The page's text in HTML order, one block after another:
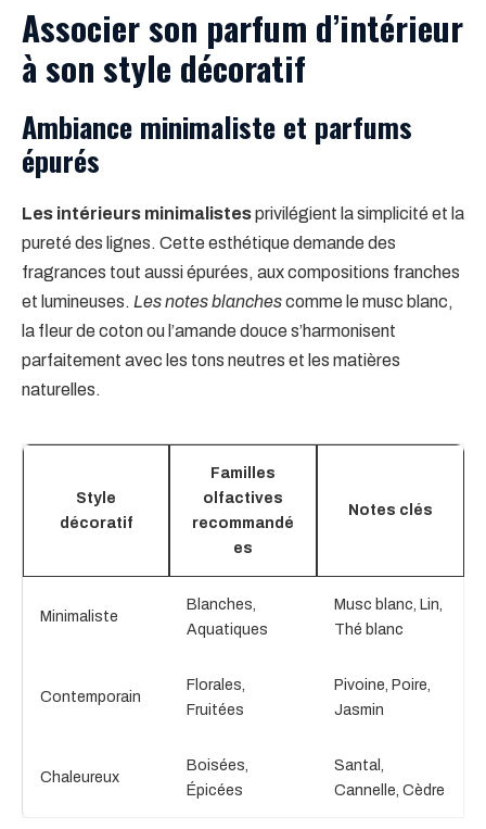
Associer son parfum d’intérieur
à son style décoratif
Ambiance minimaliste et parfums
épurés
Les intérieurs minimalistesprivilégient la simplicité et la
pureté des lignes. Cette esthétique demande des
fragrances tout aussi épurées, aux compositions franches
et lumineuses. Les notes blanchescomme le musc blanc,
la fleur de coton ou l’amande douce s’harmonisent
parfaitement avec les tons neutres et les matières
naturelles.
Style
décoratif
Familles
olfactives
recommandé
es
Notes clés
Minimaliste
Blanches,
Aquatiques
Musc blanc, Lin,
Thé blanc
Contemporain
Florales,
Fruitées
Pivoine, Poire,
Jasmin
Chaleureux
Boisées,
Épicées
Santal,
Cannelle, Cèdre